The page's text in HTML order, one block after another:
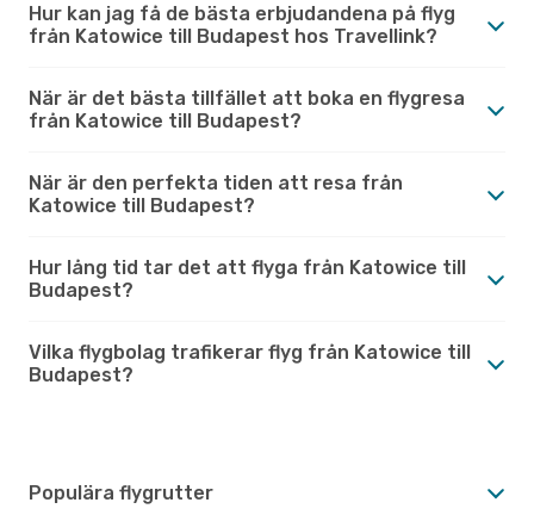
Hur kan jag få de bästa erbjudandena på flyg
från Katowice till Budapest hos Travellink?
När är det bästa tillfället att boka en flygresa
från Katowice till Budapest?
När är den perfekta tiden att resa från
Katowice till Budapest?
Hur lång tid tar det att flyga från Katowice till
Budapest?
Vilka flygbolag trafikerar flyg från Katowice till
Budapest?
Populära flygrutter